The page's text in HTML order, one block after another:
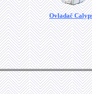
Ovladač